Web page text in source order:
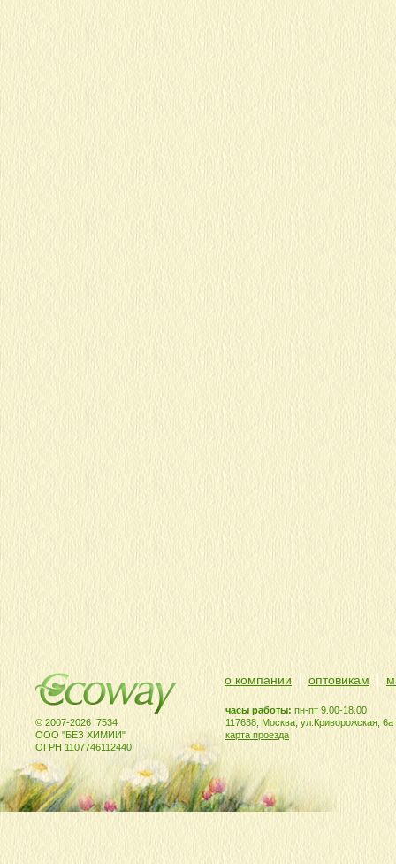
© 2007-2026 7534
ООО "БЕЗ ХИМИИ"
ОГРН 1107746112440
часы работы: пн-пт 9.00-18.00
117638, Москва, ул.Криворожская, 6а
карта проезда
о компании оптовикам